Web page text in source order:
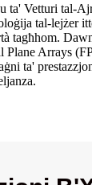
ta' Vetturi tal-
tal-lejżer
tagħhom.
Plane Arrays
ta'